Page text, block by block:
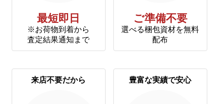
最短即日
※お荷物到着から
査定結果通知まで
ご準備不要
選べる梱包資材を無料
配布
来店不要だから 豊富な実績で安心